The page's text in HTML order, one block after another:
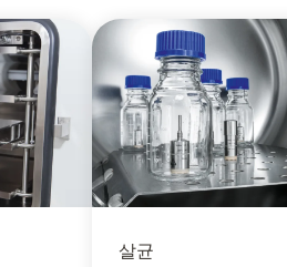
살균